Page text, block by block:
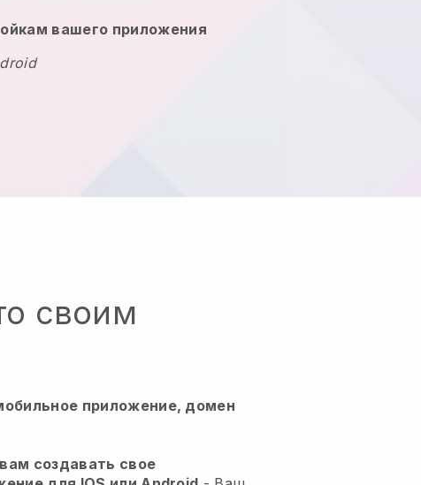
вашего приложения
своим
приложение, домен
создавать свое